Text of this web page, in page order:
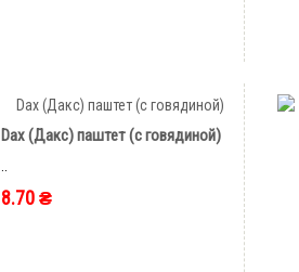
Dax (Дакс) паштет (с говядиной)
8.70 ₴